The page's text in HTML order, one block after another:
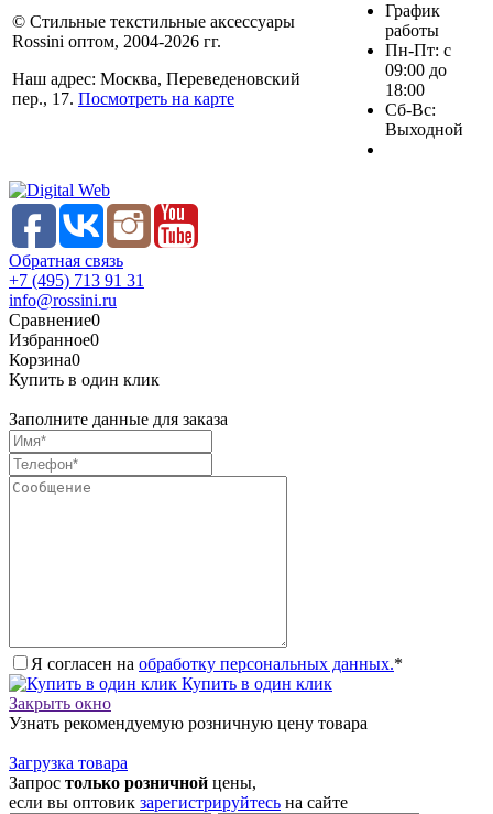
© Стильные текстильные аксессуары
Rossini оптом, 2004-2026 гг.
Наш адрес: Москва, Переведеновский
пер., 17. Посмотреть на карте
График
работы
Пн-Пт: с
09:00 до
18:00
Сб-Вс:
Выходной
Обратная связь
+7 (495) 713 91 31
info@rossini.ru
Сравнение0
Избранное0
Корзина0
Купить в один клик
Заполните данные для заказа
Я согласен на обработку персональных данных.*
Купить в один клик
Закрыть окно
Узнать рекомендуемую розничную цену товара
Загрузка товара
Запрос только розничной цены,
если вы оптовик зарегистрируйтесь на сайте